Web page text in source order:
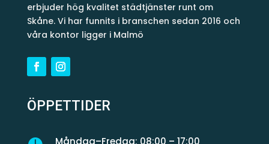
erbjuder hög kvalitet städtjänster runt om
Skåne. Vi har funnits i branschen sedan 2016 och
våra kontor ligger i Malmö
ÖPPETTIDER
Måndag–Fredag: 08:00 – 17:00